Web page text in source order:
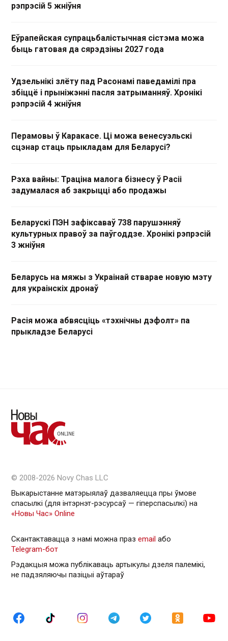
рэпрэсій 5 жніўня
Еўрапейская супрацьбалістычная сістэма можа
быць гатовая да сярэдзіны 2027 года
Удзельнікі злёту пад Расонамі паведамілі пра
збіццё і прыніжэнні пасля затрыманняў. Хронікі
рэпрэсій 4 жніўня
Перамовы ў Каракасе. Ці можа венесуэльскі
сцэнар стаць прыкладам для Беларусі?
Рэха вайны: Траціна малога бізнесу ў Расіі
задумалася аб закрыцці або продажы
Беларускі ПЭН зафіксаваў 738 парушэнняў
культурных правоў за паўгоддзе. Хронікі рэпрэсій
3 жніўня
Беларусь на мяжы з Украінай стварае новую мэту
для украінскіх дронаў
Расія можа абвясціць «тэхнічны дэфолт» па
прыкладзе Беларусі
© 2008-2026 Novy Chas LLC
Выкарыстанне матэрыялаў дазваляецца пры ўмове
спасылкі (для інтэрнэт-рэсурсаў — гiперспасылкi) на
«Новы Час» Online
Скантактавацца з намі можна праз email або
Telegram-бот
Рэдакцыя можа публікаваць артыкулы дзеля палемікі,
не падзяляючы пазіцыі аўтараў